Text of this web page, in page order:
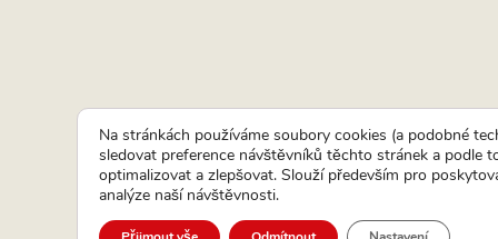
Na stránkách používáme soubory cookies (a podobné
sledovat preference návštěvníků těchto stránek a podle
optimalizovat a zlepšovat. Slouží především pro
analýze naší návštěvnosti.